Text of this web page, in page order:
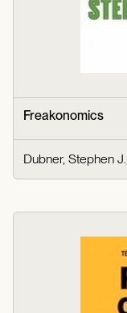
Freakonomics
Dubner, Stephen J.